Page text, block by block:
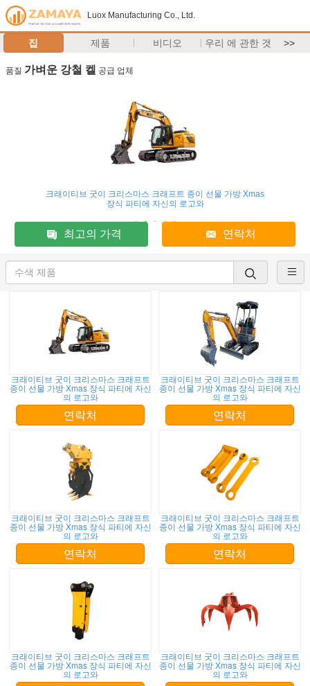
Luox Manufacturing Co., Ltd.
집 제품 비디오 우리 에 관한 것 >>
품질 가벼운 강철 켈 공급 업체
크래이티브 굿이 크리스마스 크래프트 종이 선물 가방 Xmas
장식 파티에 자신의 로고와
최고의 가격 연락처
크래이티브 굿이 크리스마스 크래프트
종이 선물 가방 Xmas 장식 파티에 자신
의 로고와
연락처
크래이티브 굿이 크리스마스 크래프트
종이 선물 가방 Xmas 장식 파티에 자신
의 로고와
연락처
크래이티브 굿이 크리스마스 크래프트
종이 선물 가방 Xmas 장식 파티에 자신
의 로고와
연락처
크래이티브 굿이 크리스마스 크래프트
종이 선물 가방 Xmas 장식 파티에 자신
의 로고와
연락처
크래이티브 굿이 크리스마스 크래프트
종이 선물 가방 Xmas 장식 파티에 자신
의 로고와
크래이티브 굿이 크리스마스 크래프트
종이 선물 가방 Xmas 장식 파티에 자신
의 로고와